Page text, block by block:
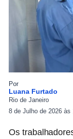
Por
Luana Furtado
Rio de Janeiro
8 de Julho de 2026 às
Os